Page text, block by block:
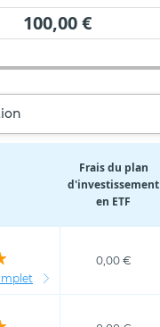
100,00 €
Frais du plan
d'investissement
en ETF
0,00 €